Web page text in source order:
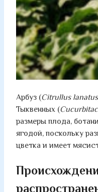
Арбуз (Citrullus lanatus
Тыквенных (
размеры плода,
ягодой, поскольку
цветка и имеет